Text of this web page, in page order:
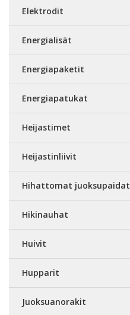
Elektrodit
Energialisät
Energiapaketit
Energiapatukat
Heijastimet
Heijastinliivit
Hihattomat juoksupaidat
Hikinauhat
Huivit
Hupparit
Juoksuanorakit